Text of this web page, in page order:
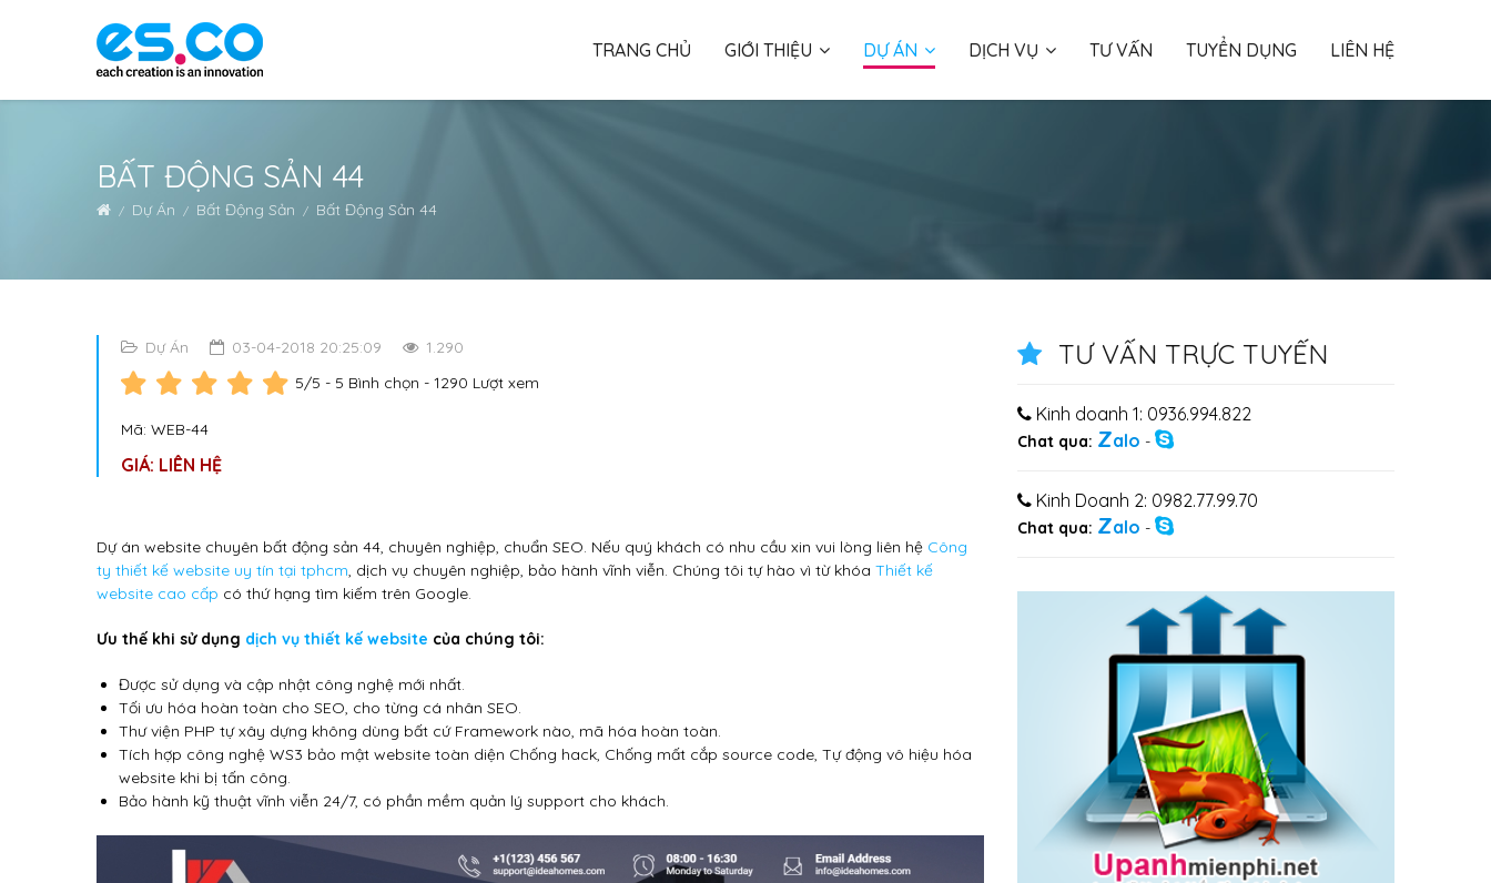
TRANG CHỦ GIỚI THIỆU DỰ ÁN DỊCH VỤ TƯ VẤN TUYỂN DỤNG LIÊN HỆ
BẤT ĐỘNG SẢN 44
Dự Án Bất Động Sản Bất Động Sản 44
Dự Án 03-04-2018 20:25:09
1.290
5/5 - 5 Bình chọn - 1290 Lượt xem
Mã: WEB-44
GIÁ: LIÊN HỆ
Dự án website chuyên bất động sản 44, chuyên nghiệp, chuẩn SEO. Nếu quý khách có nhu cầu xin vui lòng liên hệ Công
ty thiết kế website uy tín tại tphcm, dịch vụ chuyên nghiệp, bảo hành vĩnh viễn. Chúng tôi tự hào vì từ khóa Thiết kế
website cao cấp có thứ hạng tìm kiếm trên Google.
Ưu thế khi sử dụng dịch vụ thiết kế website của chúng tôi:
Được sử dụng và cập nhật công nghệ mới nhất.
Tối ưu hóa hoàn toàn cho SEO, cho từng cá nhân SEO.
Thư viện PHP tự xây dựng không dùng bất cứ Framework nào, mã hóa hoàn toàn.
Tích hợp công nghệ WS3 bảo mật website toàn diện Chống hack, Chống mất cắp source code, Tự động vô hiệu hóa
website khi bị tấn công.
Bảo hành kỹ thuật vĩnh viễn 24/7, có phần mềm quản lý support cho khách.
TƯ VẤN TRỰC TUYẾN
Kinh doanh 1: 0936.994.822
Chat qua: Zalo -
Kinh Doanh 2: 0982.77.99.70
Chat qua: Zalo -